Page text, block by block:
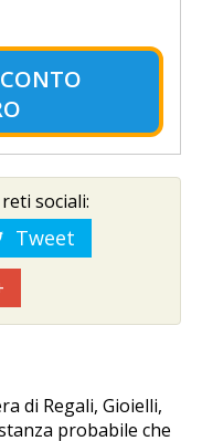
sociali:
Tweet
di Regali, Gioielli,
probabile che